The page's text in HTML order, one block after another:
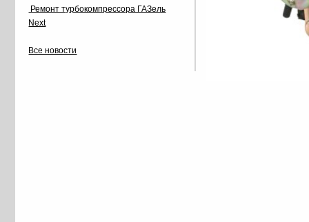
Ремонт турбокомпрессора ГАЗель
Next
Все новости